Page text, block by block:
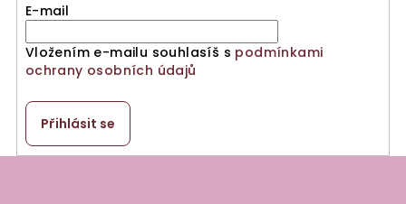
E-mail
Vložením e-mailu souhlasíš s podmínkami
ochrany osobních údajů
Přihlásit se